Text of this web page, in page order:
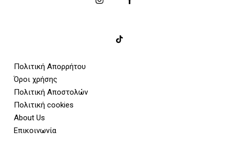
Πολιτική Απορρήτου
Όροι χρήσης
Πολιτική Αποστολών
Πολιτική cookies
About Us
Επικοινωνία